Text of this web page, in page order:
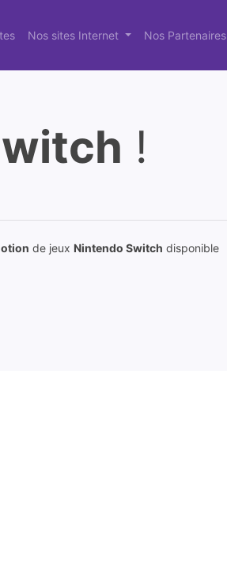
Nos sites Internet Nos Partenaires
!
de jeux Nintendo Switch disponible